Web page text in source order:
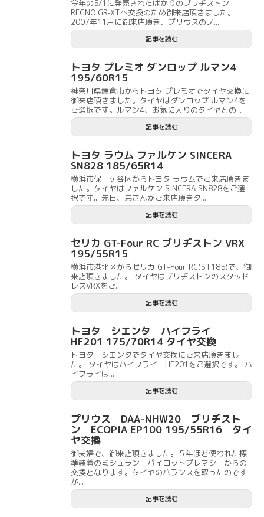
今年の5/1に発売されたばかりのブリヂストン
REGNO GR-XTへ交換のため御来店頂きました。
2007年11月に御来店頂き、プリウスのノ...
記事を読む
トヨタ プレミオ ダンロップ ルマン4
195/60R15
神奈川県鎌倉市からトヨタ プレミオでタイヤ交換に
御来店頂きました。タイヤはダンロップ ルマン4を
ご選択です。ルマン4、お気に入りのタイヤとの...
記事を読む
トヨタ ラウム ファルケン SINCERA
SN828 185/65R14
横浜市保土ヶ谷区からトヨタ ラウムでご来店頂きま
した。タイヤはファルケン SINCERA SN828をご選
択です。先日、弟さんがご来店頂きタ...
記事を読む
セリカ GT-Four RC ブリヂストン VRX
195/55R15
横浜市港北区からセリカ GT-Four RC(ST185)で、御
来店頂きました。 タイヤはブリヂストンのスタッド
レスVRXをご...
記事を読む
トヨタ シエンタ ハイフライ
HF201 175/70R14 タイヤ交換
トヨタ シエンタでタイヤ交換にご来店頂きまし
た。 タイヤはハイフライ HF201をご選択です。 ハ
イフライは...
記事を読む
プリウス DAA-NHW20 ブリヂスト
ン ECOPIA EP100 195/55R16 タイ
ヤ交換
御夫婦で、御来店頂きました。５年ほど使われた標
準装着のミシュラン パイロットプレマシーからの
交換となります。タイヤのバランスを取ったのです
が...
記事を読む